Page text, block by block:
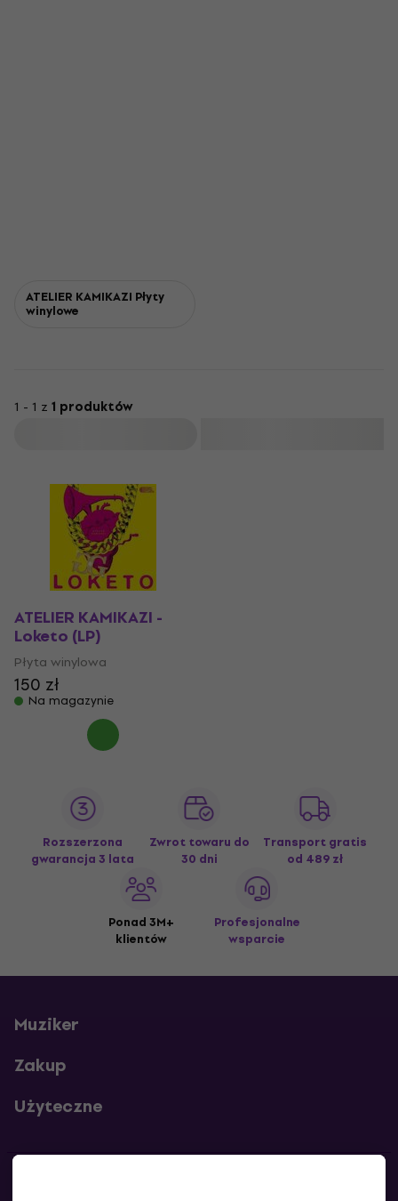
ATELIER KAMIKAZI Płyty
winylowe
1 - 1 z 1 produktów
ATELIER KAMIKAZI -
Loketo (LP)
Płyta winylowa
150 zł
Na magazynie
Rozszerzona
gwarancja 3 lata
Zwrot towaru do
30 dni
Transport gratis
od 489 zł
Ponad 3M+
klientów
Profesjonalne
wsparcie
Muziker
Zakup
Użyteczne